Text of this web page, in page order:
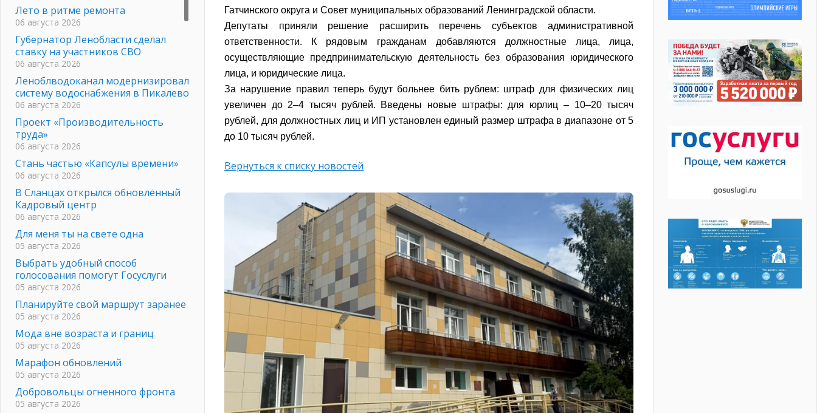
Гатчинского округа и Совет муниципальных образований Ленинградской области.
Депутаты приняли решение расширить перечень субъектов административной
ответственности. К рядовым гражданам добавляются должностные лица, лица,
осуществляющие предпринимательскую деятельность без образования юридического
лица, и юридические лица.
За нарушение правил теперь будут больнее бить рублем: штраф для физических лиц
увеличен до 2–4 тысяч рублей. Введены новые штрафы: для юрлиц – 10–20 тысяч
рублей, для должностных лиц и ИП установлен единый размер штрафа в диапазоне от 5
до 10 тысяч рублей.
Вернуться к списку новостей
Лето в ритме ремонта
06 августа 2026
Губернатор Ленобласти сделал
ставку на участников СВО
06 августа 2026
Леноблводоканал модернизировал
систему водоснабжения в Пикалево
06 августа 2026
Проект «Производительность
труда»
06 августа 2026
Стань частью «Капсулы времени»
06 августа 2026
В Сланцах открылся обновлённый
Кадровый центр
06 августа 2026
Для меня ты на свете одна
05 августа 2026
Выбрать удобный способ
голосования помогут Госуслуги
05 августа 2026
Планируйте свой маршрут заранее
05 августа 2026
Мода вне возраста и границ
05 августа 2026
Марафон обновлений
05 августа 2026
Добровольцы огненного фронта
05 августа 2026